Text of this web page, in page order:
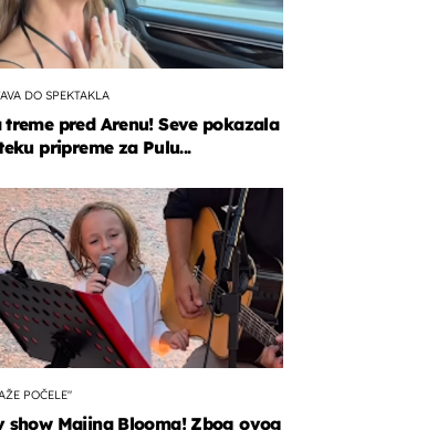
DO SPEKTAKLA
treme pred Arenu! Seve pokazala
pripreme za Pulu...
POČELE"
show Majina Blooma! Zbog ovog